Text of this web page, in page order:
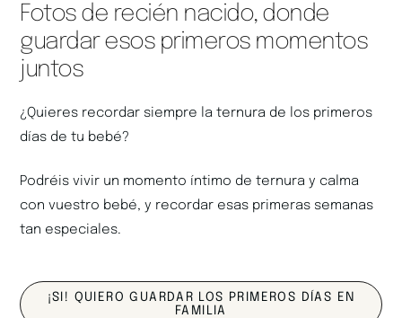
Fotos de recién nacido, donde
guardar esos primeros momentos
juntos
¿Quieres recordar siempre la ternura de los primeros
días de tu bebé?
Podréis vivir un momento íntimo de ternura y calma
con vuestro bebé, y recordar esas primeras semanas
tan especiales.
¡SI! QUIERO GUARDAR LOS PRIMEROS DÍAS EN
FAMILIA